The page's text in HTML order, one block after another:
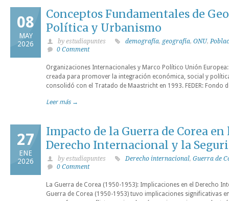
08
MAY
2026
Conceptos Fundamentales de
Política y Urbanismo
by estudiapuntes demografía, geografía, ONU,
0 Comment
Organizaciones Internacionales y Marco Político Unión
creada para promover la integración económica, social y
consolidó con el Tratado de Maastricht en 1993. FEDER: Fondo
Leer más →
27
ENE
2026
Impacto de la Guerra de Corea
Derecho Internacional y la
by estudiapuntes Derecho internacional, Guerra de
0 Comment
La Guerra de Corea (1950-1953): Implicaciones en el Derecho
Guerra de Corea (1950-1953) tuvo implicaciones significativas